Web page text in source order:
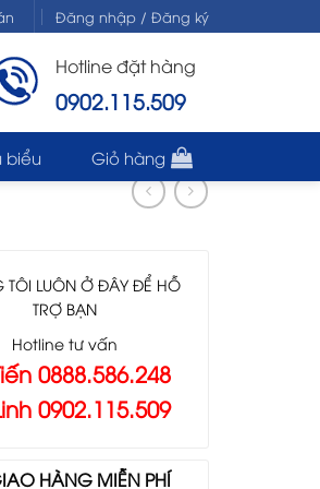
Đăng nhập / Đăng ký
Hotline đặt hàng
0902.115.509
biểu Giỏ hàng
TÔI LUÔN Ở ĐÂY ĐỂ HỖ
TRỢ BẠN
Hotline tư vấn
0888.586.248
0902.115.509
HÀNG MIỄN PHÍ